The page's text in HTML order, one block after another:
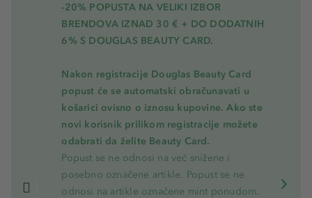
-20% POPUSTA NA VELIKI IZBOR
BRENDOVA IZNAD 30 € + DO DODATNIH
6% S DOUGLAS BEAUTY CARD.
Nakon registracije Douglas Beauty Card
popust će se automatski obračunavati u
košarici ovisno o iznosu kupovine. Ako ste
novi korisnik prilikom registracije možete
odabrati da želite Beauty Card.
Popust se ne odnosi na već snižene i
posebno označene artikle. Popust se ne
odnosi na artikle označene mint ponudom.